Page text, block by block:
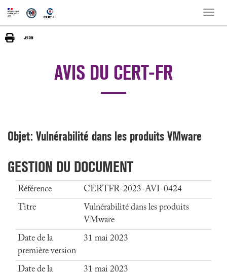
Toggle
AVIS DU CERT-FR
Objet: Vulnérabilité dans les produits VMware
GESTION DU DOCUMENT
Référence
CERTFR-2023-AVI-0424
Titre
Vulnérabilité dans les produits
VMware
Date de la
première version
31 mai 2023
Date de la
31 mai 2023